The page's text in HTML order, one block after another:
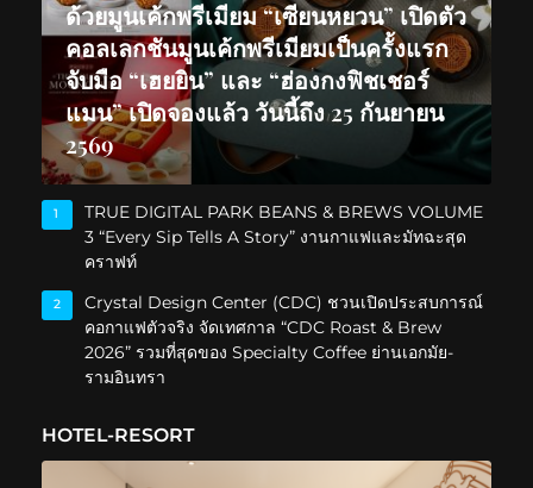
ด้วยมูนเค้กพรีเมียม “เซียนหยวน” เปิดตัว
คอลเลกชันมูนเค้กพรีเมียมเป็นครั้งแรก
จับมือ “เฮยยิน” และ “ฮ่องกงฟิชเชอร์
แมน” เปิดจองแล้ว วันนี้ถึง 25 กันยายน
2569
1
TRUE DIGITAL PARK BEANS & BREWS VOLUME
3 “Every Sip Tells A Story” งานกาแฟและมัทฉะสุด
คราฟท์
2
Crystal Design Center (CDC) ชวนเปิดประสบการณ์
คอกาแฟตัวจริง จัดเทศกาล “CDC Roast & Brew
2026” รวมที่สุดของ Specialty Coffee ย่านเอกมัย-
รามอินทรา
HOTEL-RESORT